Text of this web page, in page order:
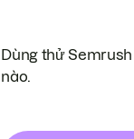
Dùng thử
nào.